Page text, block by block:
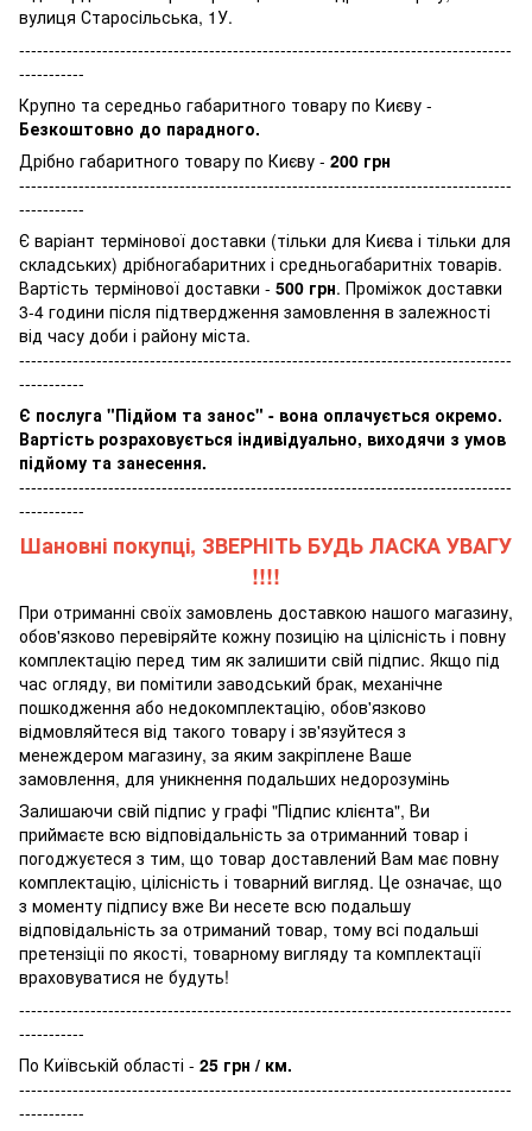
вулиця Старосільська, 1У.
-----------------------------------------------------------------------------------
-----------
Крупно та середньо габаритного товару по Києву -
Безкоштовно до парадного.
Дрібно габаритного товару по Києву - 200 грн
-----------------------------------------------------------------------------------
-----------
Є варіант термінової доставки (тільки для Києва і тільки для
складських) дрібногабаритних і средньогабаритніх товарів.
Вартість термінової доставки - 500 грн. Проміжок доставки
3-4 години після підтвердження замовлення в залежності
від часу доби і району міста.
-----------------------------------------------------------------------------------
-----------
Є послуга "Підйом та занос" - вона оплачується окремо.
Вартість розраховується індивідуально, виходячи з умов
підйому та занесення.
-----------------------------------------------------------------------------------
-----------
Шановні покупці, ЗВЕРНІТЬ БУДЬ ЛАСКА УВАГУ
!!!!
При отриманні своїх замовлень доставкою нашого магазину,
обов'язково перевіряйте кожну позицію на цілісність і повну
комплектацію перед тим як залишити свій підпис. Якщо під
час огляду, ви помітили заводський брак, механічне
пошкодження або недокомплектацію, обов'язково
відмовляйтеся від такого товару і зв'язуйтеся з
менеждером магазину, за яким закріплене Ваше
замовлення, для уникнення подальших недорозумінь
Залишаючи свій підпис у графі "Підпис клієнта", Ви
приймаєте всю відповідальність за отриманний товар і
погоджуєтеся з тим, що товар доставлений Вам має повну
комплектацію, цілісність і товарний вигляд. Це означає, що
з моменту підпису вже Ви несете всю подальшу
відповідальність за отриманий товар, тому всі подальші
претензіціі по якості, товарному вигляду та комплектації
враховуватися не будуть!
-----------------------------------------------------------------------------------
-----------
По Київській області - 25 грн / км.
-----------------------------------------------------------------------------------
-----------